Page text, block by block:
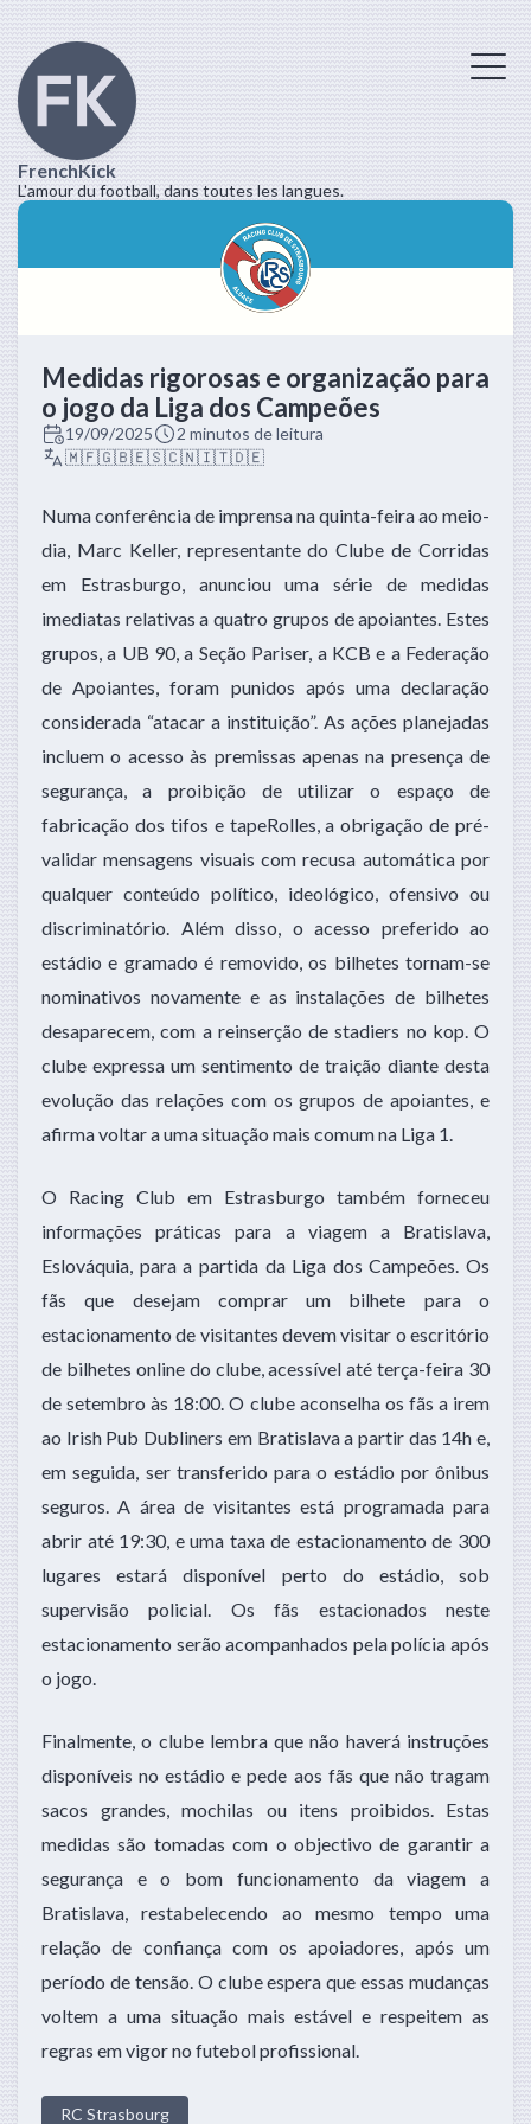
FrenchKick
L'amour du football, dans toutes les langues.
Medidas rigorosas e organização para
o jogo da Liga dos Campeões
19/09/2025
2 minutos de leitura
🇲🇫🇬🇧🇪🇸🇨🇳🇮🇹🇩🇪
Numa conferência de imprensa na quinta-feira ao meio-
dia, Marc Keller, representante do Clube de Corridas
em Estrasburgo, anunciou uma série de medidas
imediatas relativas a quatro grupos de apoiantes. Estes
grupos, a UB 90, a Seção Pariser, a KCB e a Federação
de Apoiantes, foram punidos após uma declaração
considerada “atacar a instituição”. As ações planejadas
incluem o acesso às premissas apenas na presença de
segurança, a proibição de utilizar o espaço de
fabricação dos tifos e tapeRolles, a obrigação de pré-
validar mensagens visuais com recusa automática por
qualquer conteúdo político, ideológico, ofensivo ou
discriminatório. Além disso, o acesso preferido ao
estádio e gramado é removido, os bilhetes tornam-se
nominativos novamente e as instalações de bilhetes
desaparecem, com a reinserção de stadiers no kop. O
clube expressa um sentimento de traição diante desta
evolução das relações com os grupos de apoiantes, e
afirma voltar a uma situação mais comum na Liga 1.
O Racing Club em Estrasburgo também forneceu
informações práticas para a viagem a Bratislava,
Eslováquia, para a partida da Liga dos Campeões. Os
fãs que desejam comprar um bilhete para o
estacionamento de visitantes devem visitar o escritório
de bilhetes online do clube, acessível até terça-feira 30
de setembro às 18:00. O clube aconselha os fãs a irem
ao Irish Pub Dubliners em Bratislava a partir das 14h e,
em seguida, ser transferido para o estádio por ônibus
seguros. A área de visitantes está programada para
abrir até 19:30, e uma taxa de estacionamento de 300
lugares estará disponível perto do estádio, sob
supervisão policial. Os fãs estacionados neste
estacionamento serão acompanhados pela polícia após
o jogo.
Finalmente, o clube lembra que não haverá instruções
disponíveis no estádio e pede aos fãs que não tragam
sacos grandes, mochilas ou itens proibidos. Estas
medidas são tomadas com o objectivo de garantir a
segurança e o bom funcionamento da viagem a
Bratislava, restabelecendo ao mesmo tempo uma
relação de confiança com os apoiadores, após um
período de tensão. O clube espera que essas mudanças
voltem a uma situação mais estável e respeitem as
regras em vigor no futebol profissional.
RC Strasbourg